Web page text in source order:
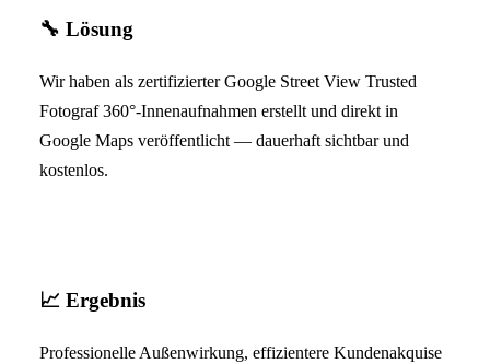
🔧 Lösung
Wir haben als zertifizierter Google Street View Trusted
Fotograf 360°-Innenaufnahmen erstellt und direkt in
Google Maps veröffentlicht — dauerhaft sichtbar und
kostenlos.
📈 Ergebnis
Professionelle Außenwirkung, effizientere Kundenakquise